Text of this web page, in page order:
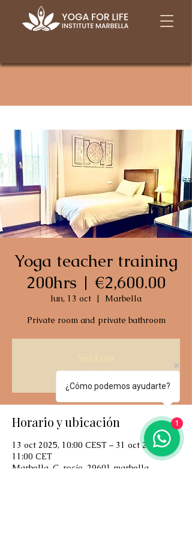
Yoga teacher training
200hrs | €2,600.00
lun, 13 oct
  |
Marbella
Private room and private bathroom
See other dates
Horario y ubicación
13 oct 2025, 10:00 CEST – 31 oct 2025,
11:00 CET
Marbella, C. rocío, 29601 marbella,
¿Cómo podemos ayudarte?
1